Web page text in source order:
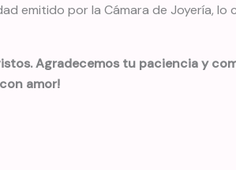
emitido por la Cámara de Joyería, lo
Agradecemos tu paciencia y
amor!